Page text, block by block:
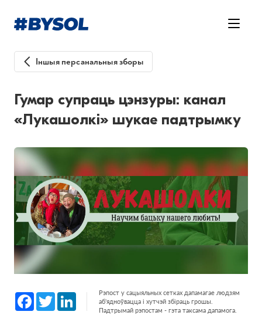
Іншыя персанальныя зборы
Гумар супраць цэнзуры: канал
«Лукашолкі» шукае падтрымку
Facebook
Twitter LinkedInРэпост у сацыяльных сетках дапамагае людзям
аб'ядноўвацца і хутчэй збіраць грошы.
Падтрымай рэпостам - гэта таксама дапамога.